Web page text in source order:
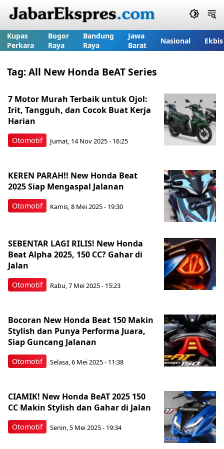
Kupas
Perkara
Bogor
Raya
Bandung
Raya
Jawa
Barat
Nasional Ekbis
Tag:All New Honda BeAT Series
Otomotif
7 Motor Murah Terbaik untuk Ojol:
Irit, Tangguh, dan Cocok Buat Kerja
Harian
Jumat, 14 Nov 2025 - 16:25
Otomotif
KEREN PARAH!! New Honda Beat
2025 Siap Mengaspal Jalanan
Kamis, 8 Mei 2025 - 19:30
Otomotif
SEBENTAR LAGI RILIS! New Honda
Beat Alpha 2025, 150 CC? Gahar di
Jalan
Rabu, 7 Mei 2025 - 15:23
Otomotif
Bocoran New Honda Beat 150 Makin
Stylish dan Punya Performa Juara,
Siap Guncang Jalanan
Selasa, 6 Mei 2025 - 11:38
Otomotif
CIAMIK! New Honda BeAT 2025 150
CC Makin Stylish dan Gahar di Jalan
Senin, 5 Mei 2025 - 19:34